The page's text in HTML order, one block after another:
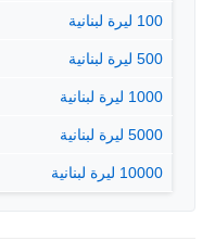
100 ليرة لبنانية
500 ليرة لبنانية
1000 ليرة لبنانية
5000 ليرة لبنانية
10000 ليرة لبنانية